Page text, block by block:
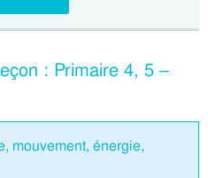
: Primaire 4, 5 –
mouvement, énergie,